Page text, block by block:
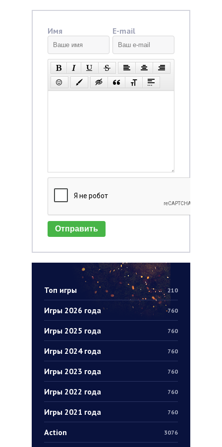
Топ игры 210
Игры 2026 года 760
Игры 2025 года 760
Игры 2024 года 760
Игры 2023 года 760
Игры 2022 года 760
Игры 2021 года 760
Action 3076
Имя E-mail
Отправить